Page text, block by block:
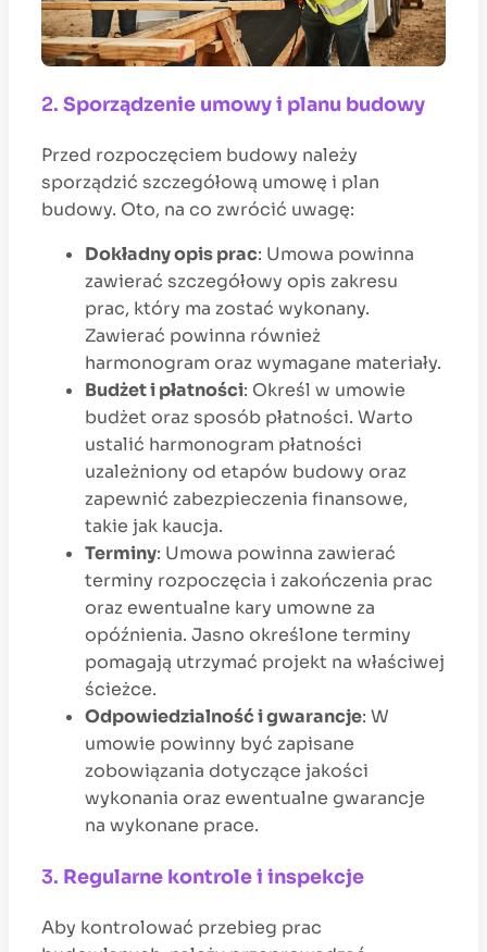
2. Sporządzenie umowy i planu budowy
Przed rozpoczęciem budowy należy
sporządzić szczegółową umowę i plan
budowy. Oto, na co zwrócić uwagę:
Dokładny opis prac: Umowa powinna
zawierać szczegółowy opis zakresu
prac, który ma zostać wykonany.
Zawierać powinna również
harmonogram oraz wymagane materiały.
Budżet i płatności: Określ w umowie
budżet oraz sposób płatności. Warto
ustalić harmonogram płatności
uzależniony od etapów budowy oraz
zapewnić zabezpieczenia finansowe,
takie jak kaucja.
Terminy: Umowa powinna zawierać
terminy rozpoczęcia i zakończenia prac
oraz ewentualne kary umowne za
opóźnienia. Jasno określone terminy
pomagają utrzymać projekt na właściwej
ścieżce.
Odpowiedzialność i gwarancje: W
umowie powinny być zapisane
zobowiązania dotyczące jakości
wykonania oraz ewentualne gwarancje
na wykonane prace.
3. Regularne kontrole i inspekcje
Aby kontrolować przebieg prac